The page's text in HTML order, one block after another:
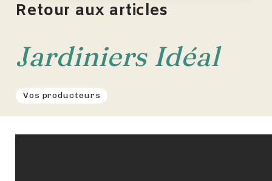
Retour aux articles
Jardiniers Idéal
Vos producteurs